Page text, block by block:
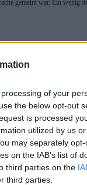
of your
the below opt-out
is processed
utilized by us
may separately
on the IAB’s list of
third parties on the
third parties.
gemeint war. Ein wenig
in seiner lateinischen
von Ostia. Dieser
verlesen. Unklar
Volkssprache